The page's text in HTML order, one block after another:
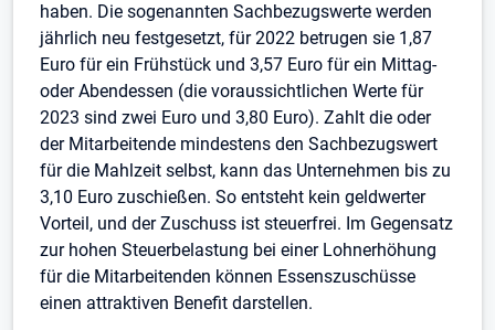
haben. Die sogenannten Sachbezugswerte werden
jährlich neu festgesetzt, für 2022 betrugen sie 1,87
Euro für ein Frühstück und 3,57 Euro für ein Mittag-
oder Abendessen (die voraussichtlichen Werte für
2023 sind zwei Euro und 3,80 Euro). Zahlt die oder
der Mitarbeitende mindestens den Sachbezugswert
für die Mahlzeit selbst, kann das Unternehmen bis zu
3,10 Euro zuschießen. So entsteht kein geldwerter
Vorteil, und der Zuschuss ist steuerfrei. Im Gegensatz
zur hohen Steuerbelastung bei einer Lohnerhöhung
für die Mitarbeitenden können Essenszuschüsse
einen attraktiven Benefit darstellen.